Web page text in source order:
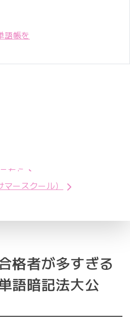
語帳を
ちら
ースクール）
格者が多すぎる
語暗記法大公